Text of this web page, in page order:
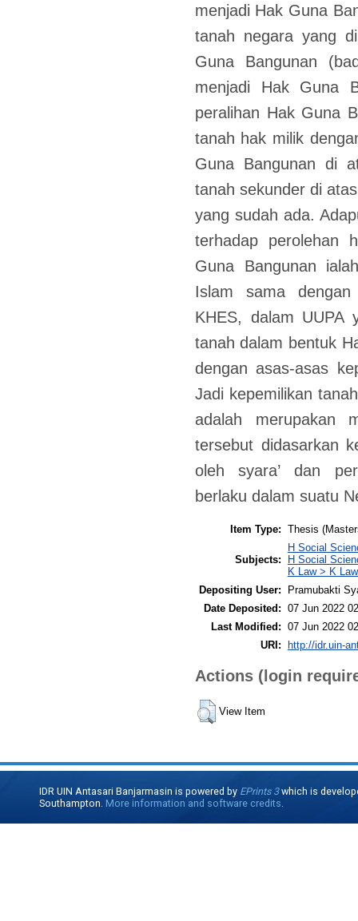
menjadi Hak Guna
tanah negara yang
Guna Bangunan
menjadi Hak Guna
peralihan Hak Guna
tanah hak milik
Guna Bangunan di
tanah sekunder di
yang sudah ada.
terhadap perolehan
Guna Bangunan
Islam sama
KHES, dalam UUPA
tanah dalam bentuk
dengan asas-asas
Jadi kepemilikan
adalah merupakan
tersebut didasarkan
oleh syara’ dan
berlaku dalam suatu
Item Type: Thesis
Subjects:
H Social
H Social
K Law > K
Depositing User:
Pramubakti
Date Deposited: 07 Jun 2022
Last Modified: 07 Jun 2022
URI: http://idr.uin-
Actions (login
View Item
IDR UIN Antasari Banjarmasin is powered by EPrints 3which is
Southampton. More information and software credits.